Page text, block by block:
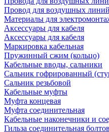
Провод для воздушных линий
Материалы для
Аксессуары для кабеля
Аксессуары для кабеля
Маркировка кабельная
Пружинный сжим (кольцо)
Кабельные вводы, сальники
Сальник гофрированный
Сальник резьбовой
Кабельные муфты
Муфта концевая
Муфта соединительная
Кабельные наконечники и
Гильза соединительная